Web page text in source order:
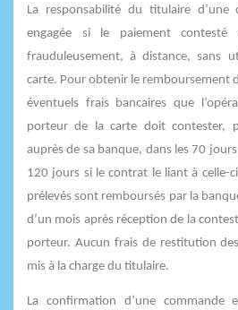
La responsabilité du titulaire d’une
engagée si le paiement
frauduleusement, à distance, sans
carte. Pour obtenir le remboursement
éventuels frais bancaires que
porteur de la carte doit contester,
auprès de sa banque, dans les 70
120 jours si le contrat le liant à celle-
prélevés sont remboursés par la
d’un mois après réception de la
porteur. Aucun frais de restitution
mis à la charge du titulaire.
La confirmation d’une commande